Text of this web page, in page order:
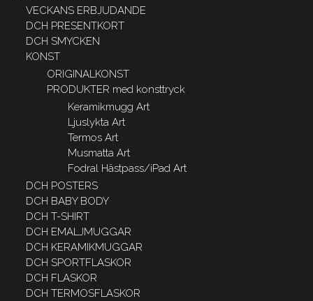
VECKANS ERBJUDANDE
DCH PRESENTKORT
DCH SMYCKEN
KONST
ORIGINALKONST
PRODUKTER med konsttryck
Keramikmugg Art
Ljuslykta Art
Termos Art
Musmatta Art
Fodral Hästpass/iPad Art
DCH POSTERS
DCH BABY BODY
DCH T-SHIRT
DCH EMALJMUGGAR
DCH KERAMIKMUGGAR
DCH SPORTFLASKOR
DCH FLASKOR
DCH TERMOSFLASKOR